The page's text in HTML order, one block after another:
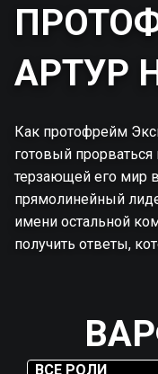
АРТУР
Как протофрейм
готовый
терзающей его мир
прямолинейный
имени остальной
получить ответы,